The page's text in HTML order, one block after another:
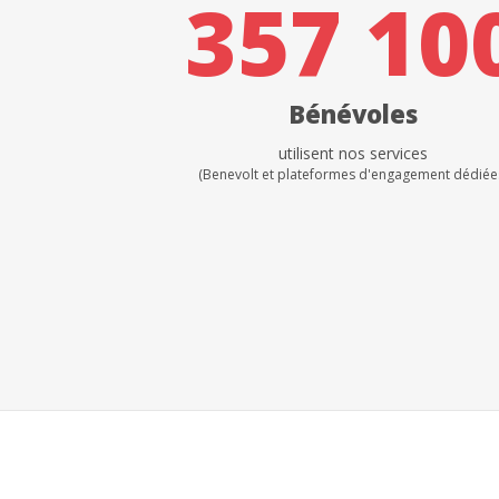
357
Bénévoles
utilisent nos services
(Benevolt et plateformes d'engagement